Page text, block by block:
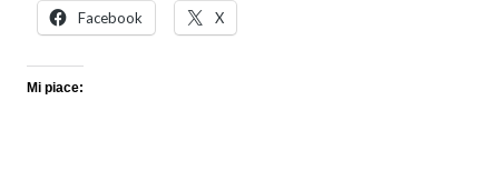
Facebook X
Mi piace: